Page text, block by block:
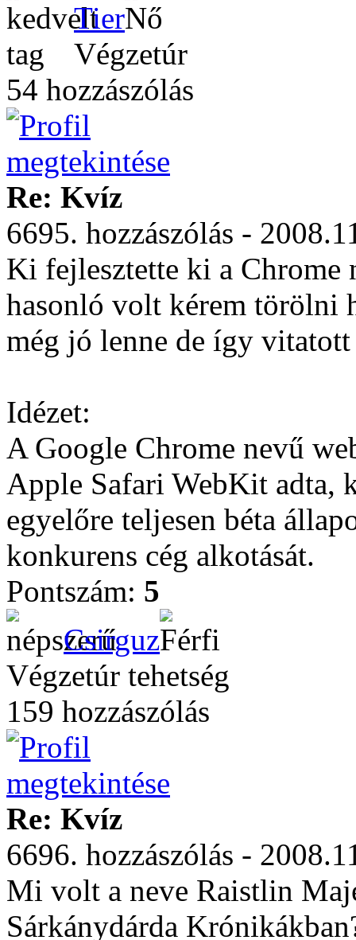
Tier
Végzetúr
54 hozzászólás
Re: Kvíz
6695. hozzászólás -
Ki fejlesztette ki a Chrome
hasonló volt kérem törölni
még jó lenne de így
Idézet:
A Google Chrome nevű
Apple Safari WebKit adta,
egyelőre teljesen béta
konkurens cég alkotását.
Pontszám: 5
Csirguz
Végzetúr tehetség
159 hozzászólás
Re: Kvíz
6696. hozzászólás -
Mi volt a neve Raistlin
Sárkánydárda